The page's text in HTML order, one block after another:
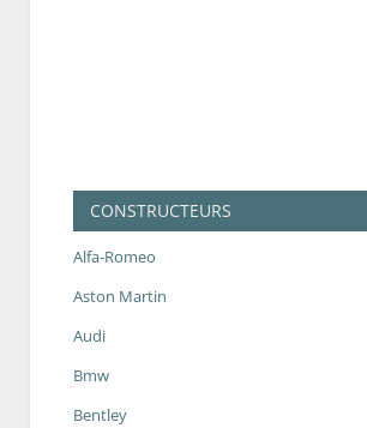
CONSTRUCTEURS
Alfa-Romeo
Aston Martin
Audi
Bmw
Bentley